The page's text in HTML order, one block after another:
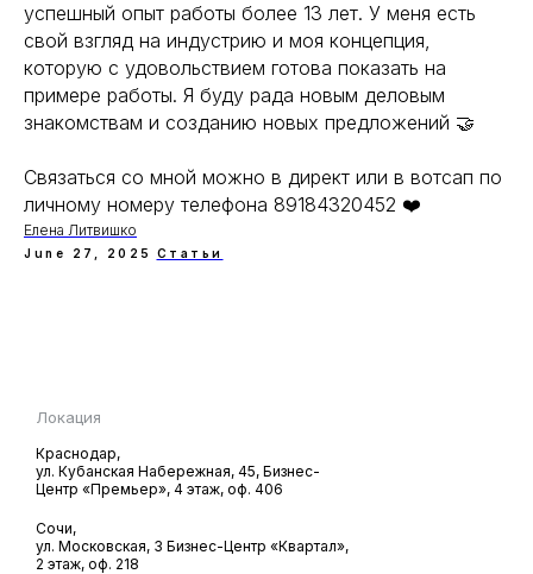
успешный опыт работы более 13 лет. У меня есть
свой взгляд на индустрию и моя концепция,
которую с удовольствием готова показать на
примере работы. Я буду рада новым деловым
знакомствам и созданию новых предложений 🤝
Связаться со мной можно в директ или в вотсап по
личному номеру телефона 89184320452 ❤️
Елена Литвишко
June 27, 2025 Статьи
Сочи,
ул. Московская, 3 Бизнес-Центр «Квартал»,
2 этаж, оф. 218
Краснодар,
ул. Кубанская Hабережная, 45, Бизнес-
Центр «Премьер», 4 этаж, оф. 406
Локация